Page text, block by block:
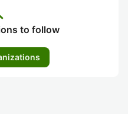
to follow